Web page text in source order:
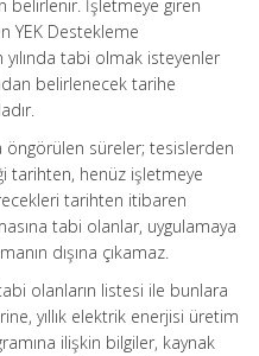
belirlenir. İşletmeye giren
YEK Destekleme
tabi olmak isteyenler
belirlenecek tarihe
öngörülen süreler; tesislerden
tarihten, henüz işletmeye
tarihten itibaren
tabi olanlar, uygulamaya
dışına çıkamaz.
olanların listesi ile bunlara
yıllık elektrik enerjisi üretim
ilişkin bilgiler, kaynak